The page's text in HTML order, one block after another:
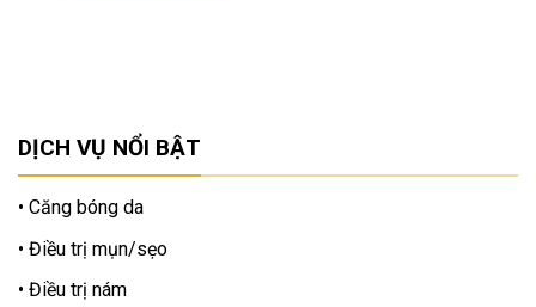
DỊCH VỤ NỔI BẬT
Căng bóng da
Điều trị mụn/sẹo
Điều trị nám